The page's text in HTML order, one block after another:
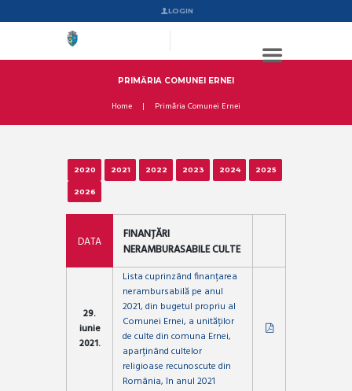
LOGIN
PRIMĂRIA COMUNEI ERNEI
Home Primăria Comunei Ernei
2020 2021 2022 2023 2024 2025
2026
DATA
FINANȚĂRI
NERAMBURASABILE CULTE
29.
iunie
2021.
Lista cuprinzând finanțarea
nerambursabilă pe anul
2021, din bugetul propriu al
Comunei Ernei, a unităților
de culte din comuna Ernei,
aparținând cultelor
religioase recunoscute din
România, în anul 2021